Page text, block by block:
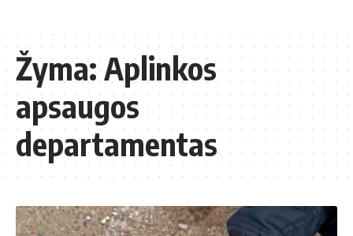
Žyma:Aplinkos
apsaugos
departamentas